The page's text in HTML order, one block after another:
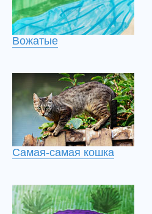
Вожатые
Самая-самая кошка